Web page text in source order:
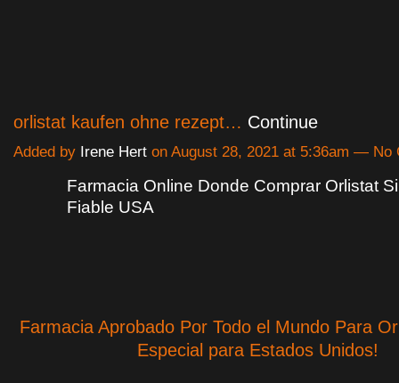
orlistat kaufen ohne rezept… Continue
Added by Irene Hert on August 28, 2021 at 5:36am — No
Farmacia Online Donde Comprar Orlistat
Fiable USA
Farmacia Aprobado Por Todo el Mundo Para
Especial para Estados Unidos!